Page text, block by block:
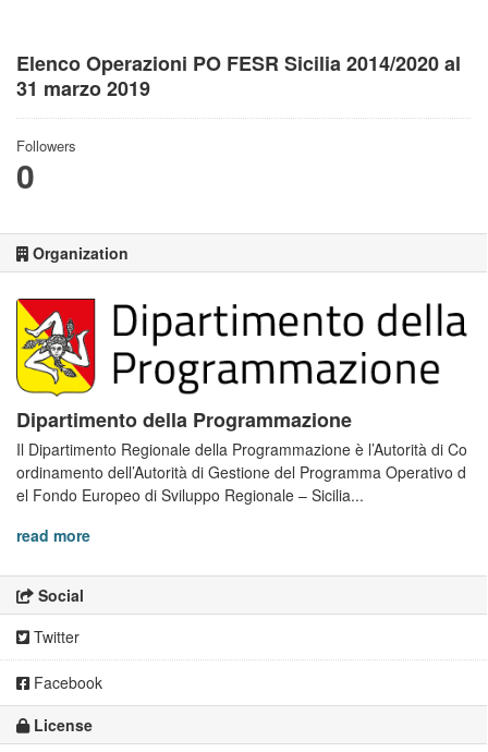
Elenco Operazioni PO FESR Sicilia 2014/2020 al
31 marzo 2019
Followers
0
Organization
Dipartimento della Programmazione
Il Dipartimento Regionale della Programmazione è l’Autorità di Co
ordinamento dell’Autorità di Gestione del Programma Operativo d
el Fondo Europeo di Sviluppo Regionale – Sicilia...
read more
Social
Twitter
Facebook
License